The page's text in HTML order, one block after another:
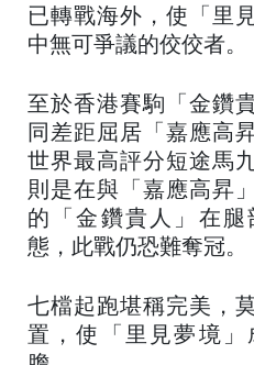
已轉戰海外，使「里
中無可爭議的佼佼者。
至於香港賽駒「金鑽
同差距屈居「嘉應高
世界最高評分短途馬
則是在與「嘉應高昇
的「金鑽貴人」在
態，此戰仍恐難奪冠。
七檔起跑堪稱完美，
置，使「里見夢境